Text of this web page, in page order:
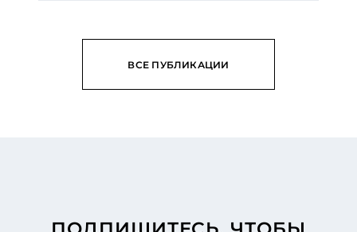
ВСЕ ПУБЛИКАЦИИ